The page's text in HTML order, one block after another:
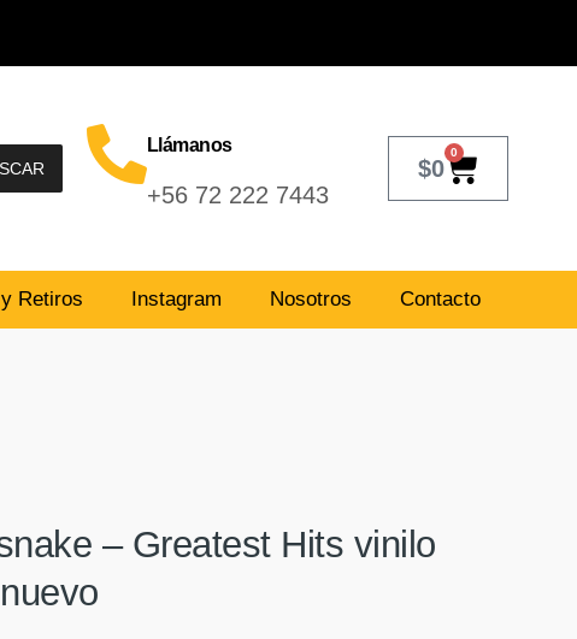
Llámanos
+56 72 222 7443
$0
0
Retiros Instagram Nosotros Contacto
– Greatest Hits vinilo